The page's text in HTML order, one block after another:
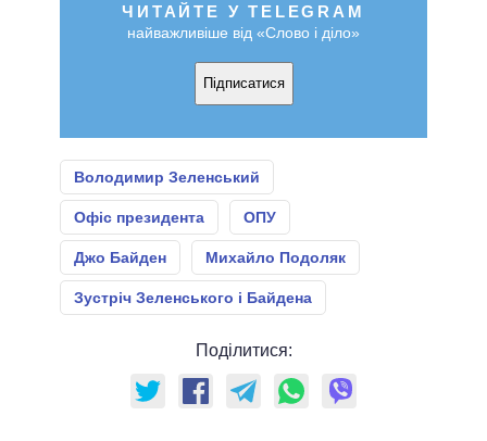
ЧИТАЙТЕ У TELEGRAM
найважливіше від «Слово і діло»
Підписатися
Володимир Зеленський
Офіс президента ОПУ
Джо Байден Михайло Подоляк
Зустріч Зеленського і Байдена
Поділитися: